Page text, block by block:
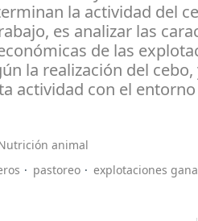
la actividad del
es analizar las
de las
la realización del
actividad con el
animal
pastoreo
explotaciones